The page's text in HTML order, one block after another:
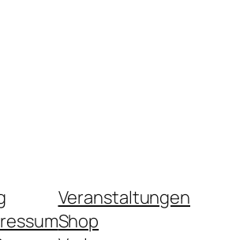
Veranstaltungen
Shop